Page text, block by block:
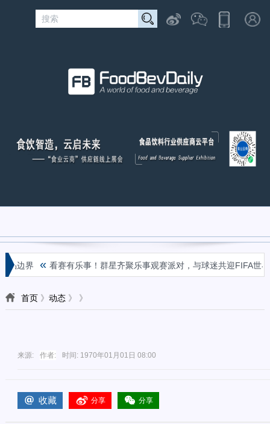
边界 « 看赛有乐事！群星齐聚乐事观赛派对，与球迷共迎FIFA世界
首页》 动态》 》
来源: 作者: 时间: 1970年01月01日 08:00
收藏 分享 分享